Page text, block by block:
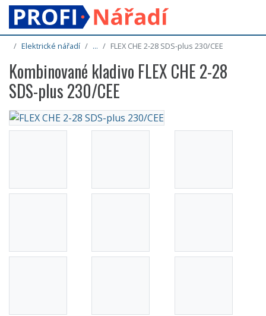
Elektrické nářadí ... FLEX CHE 2-28 SDS-plus 230/CEE
Kombinované kladivo FLEX CHE 2-28
SDS-plus 230/CEE